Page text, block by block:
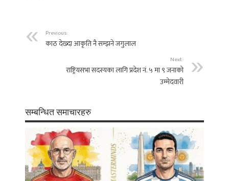
Previous:
काठ देख्दा आकृति नै सम्झने जगुलाल
Next:
राष्ट्रियसभा सदस्यका लागि प्रदेश नं. ५ मा ९ जनाको
उम्मेदवारी
सम्बन्धित समाचारहरु